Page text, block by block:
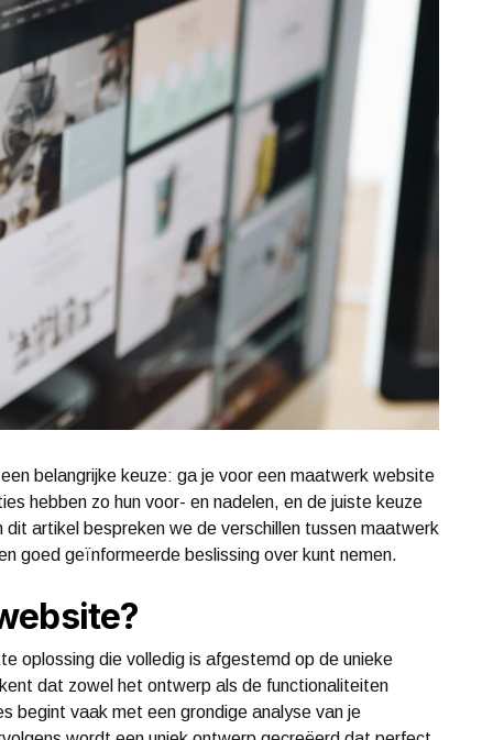
belangrijke keuze: ga je voor een maatwerk website
hebben zo hun voor- en nadelen, en de juiste keuze
artikel bespreken we de verschillen tussen maatwerk
goed geïnformeerde beslissing over kunt nemen.
oplossing die volledig is afgestemd op de unieke
dat zowel het ontwerp als de functionaliteiten
begint vaak met een grondige analyse van je